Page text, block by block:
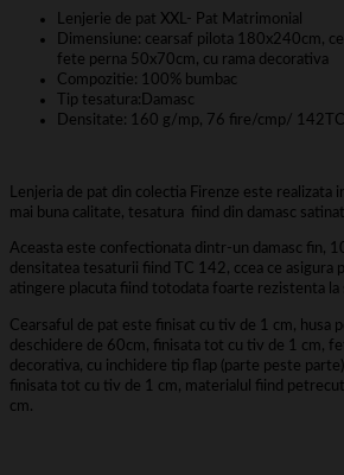
Lenjerie de pat XXL- Pat Matrimonial
Dimensiune: cearsaf pilota 180x240cm,
fete perna 50x70cm, cu rama decorativa
Compozitie: 100% bumbac
Tip tesatura:Damasc
Densitate: 160 g/mp, 76 fire/cmp/ 142TC
Lenjeria de pat din colectia Firenze este realizata
mai buna calitate, tesatura fiind din damasc
Aceasta este confectionata dintr-un damasc fin,
densitatea tesaturii fiind TC 142, ccea ce asigura
atingere placuta fiind totodata foarte rezistenta la
Cearsaful de pat este finisat cu tiv de 1 cm, husa
deschidere de 60cm, finisata tot cu tiv de 1 cm,
decorativa, cu inchidere tip flap (parte peste
finisata tot cu tiv de 1 cm, materialul fiind
cm.